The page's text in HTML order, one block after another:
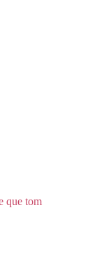
que tom